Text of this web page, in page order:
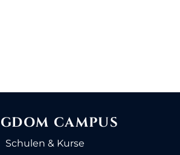
CAMPUS
Schulen & Kurse